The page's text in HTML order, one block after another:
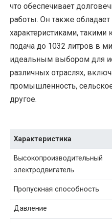
что обеспечивает
работы. Он также
характеристиками, такими
подача до 1032 литров в
идеальным выбором для
различных отраслях,
промышленность,
другое.
Характеристика
Высокопроизводительный
электродвигатель
Пропускная способность
Давление